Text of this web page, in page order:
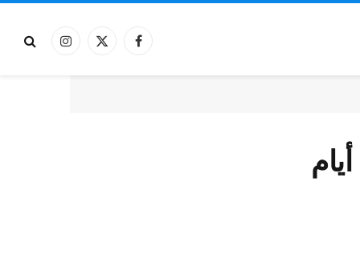
فيسبوكX
الانستغرام